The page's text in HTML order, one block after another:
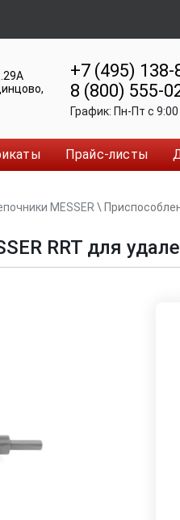
,
+7 (495) 138-
8 (800) 555-
График: Пн-Пт c 9:00
Прайс-листы
MESSER \
RRT для